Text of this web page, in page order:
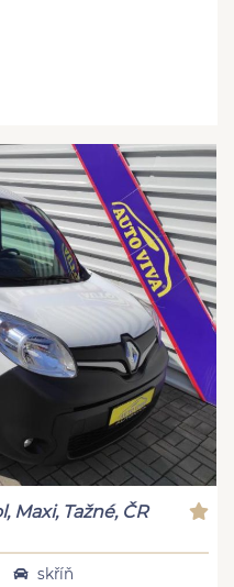
Maxi, Tažné, ČR
skříň